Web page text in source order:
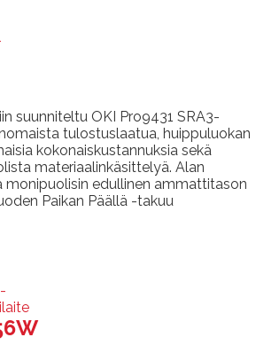
suunniteltu OKI Pro9431 SRA3-
tulostuslaatua, huippuluokan
kokonaiskustannuksia sekä
materiaalinkäsittelyä. Alan
monipuolisin edullinen ammattitason
Paikan Päällä -takuu